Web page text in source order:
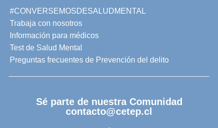
#CONVERSEMOSDESALUDMENTAL
Trabaja con nosotros
Información para médicos
Test de Salud Mental
Preguntas frecuentes de Prevención del delito
Sé parte de nuestra Comunidad
contacto@cetep.cl